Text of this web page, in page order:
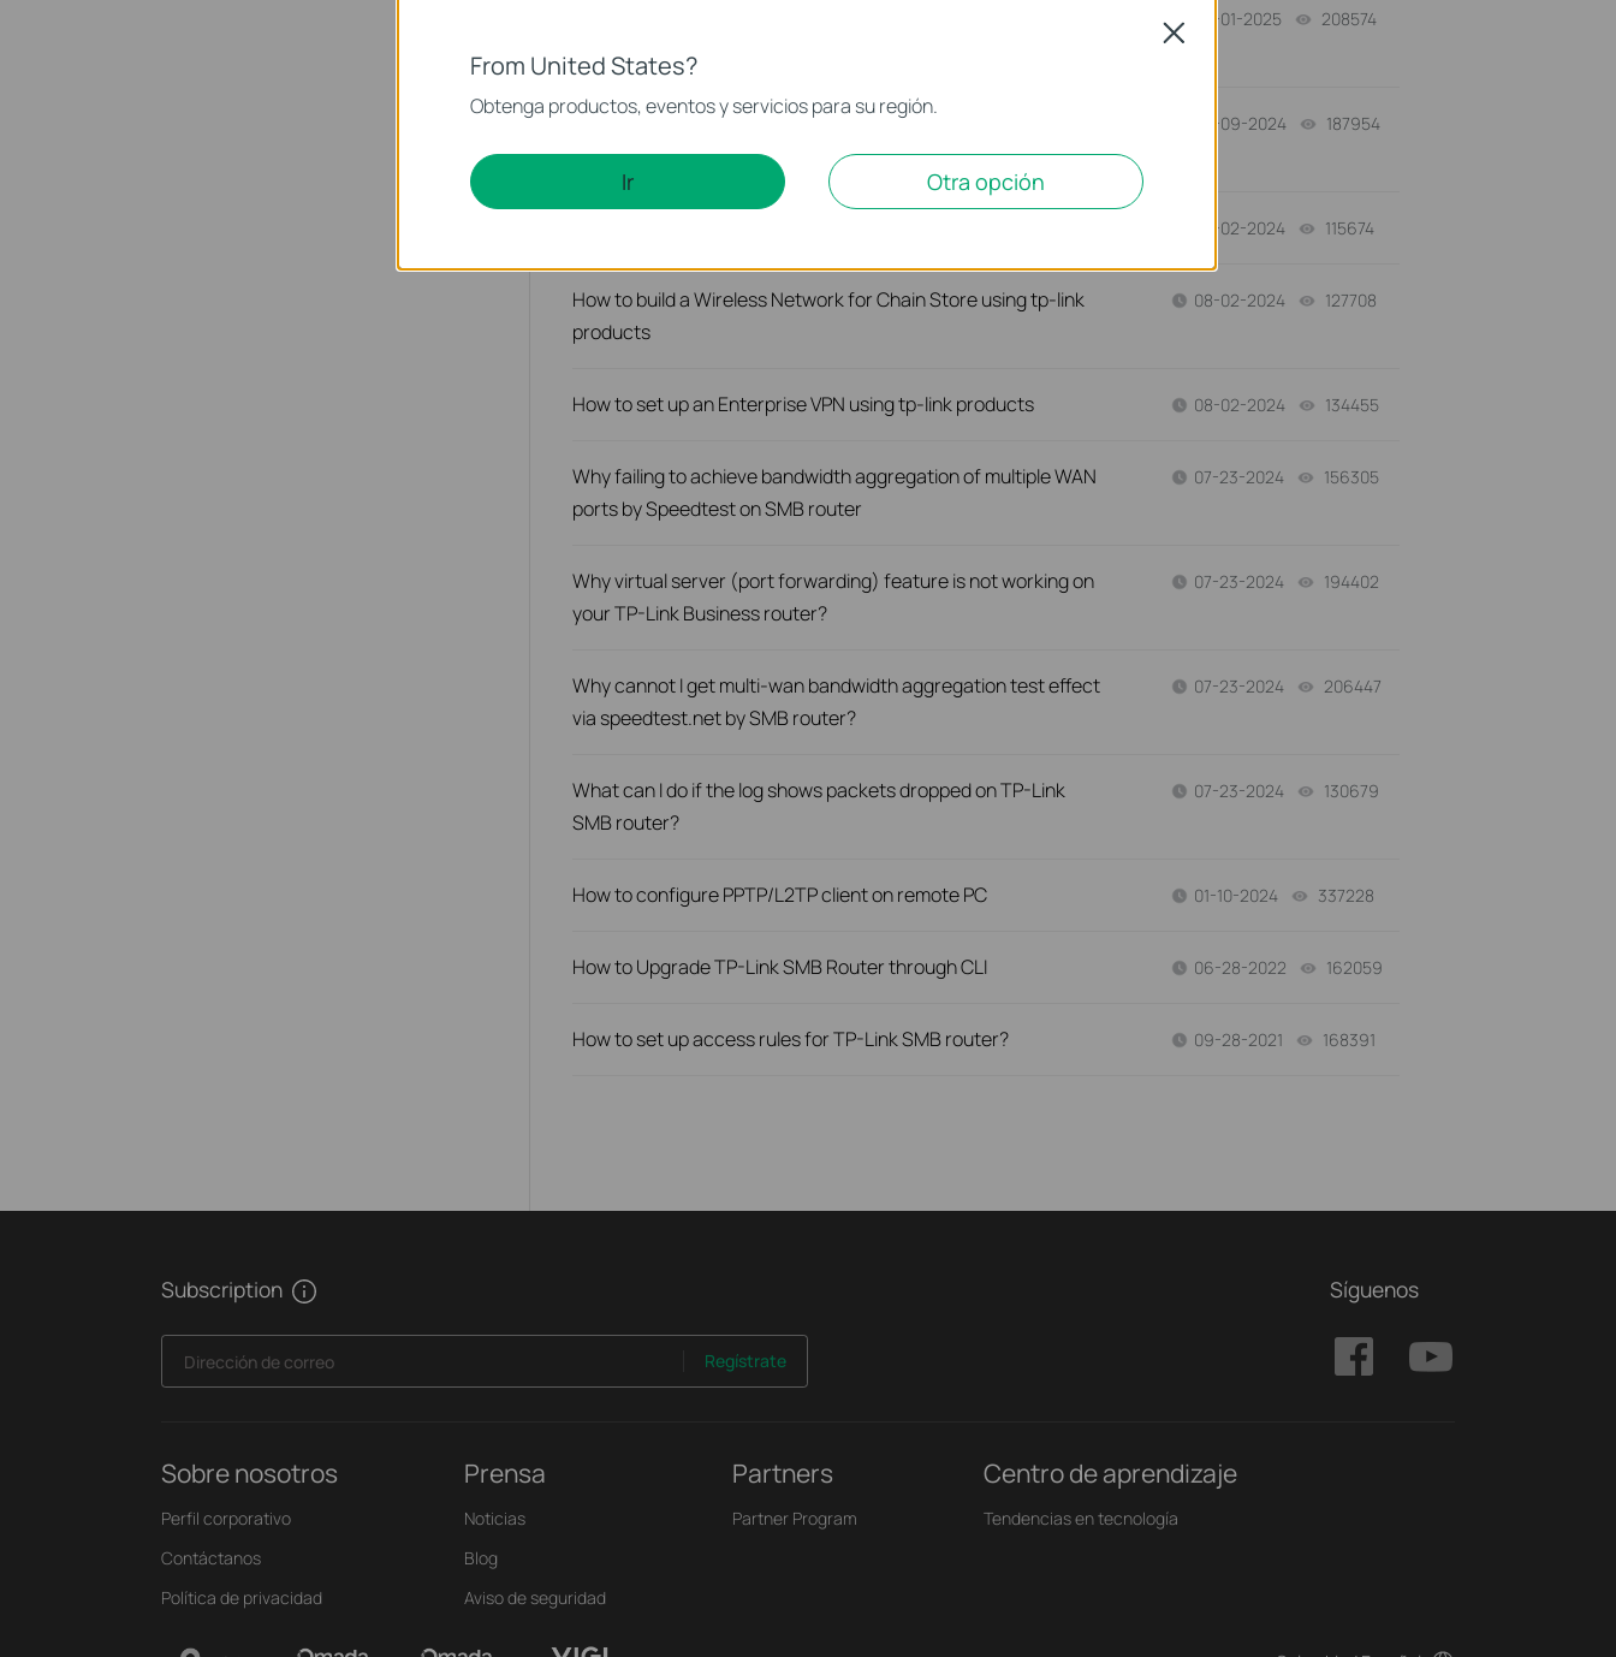
server?
03-01-2025 208574
What is the Routing Relation among the WAN, LAN and DMZ
Ports in Different System Modes?
08-09-2024 187954
08-02-2024 115674
How to build a Wireless Network for Chain Store using tp-link
products
08-02-2024 127708
How to set up an Enterprise VPN using tp-link products 08-02-2024 134455
Why failing to achieve bandwidth aggregation of multiple WAN
ports by Speedtest on SMB router
07-23-2024 156305
Why virtual server (port forwarding) feature is not working on
your TP-Link Business router?
07-23-2024 194402
Why cannot I get multi-wan bandwidth aggregation test effect
via speedtest.net by SMB router?
07-23-2024 206447
What can I do if the log shows packets dropped on TP-Link
SMB router?
07-23-2024 130679
How to configure PPTP/L2TP client on remote PC 01-10-2024 337228
How to Upgrade TP-Link SMB Router through CLI 06-28-2022 162059
How to set up access rules for TP-Link SMB router? 09-28-2021 168391
Subscription
Dirección de correo Regístrate
Síguenos
Sobre nosotros
Perfil corporativo
Contáctanos
Política de privacidad
Prensa
Noticias
Blog
Aviso de seguridad
Partners
Partner Program
Centro de aprendizaje
Tendencias en tecnología
From United States?
Obtenga productos, eventos y servicios para su región.
Ir Otra opción
Close